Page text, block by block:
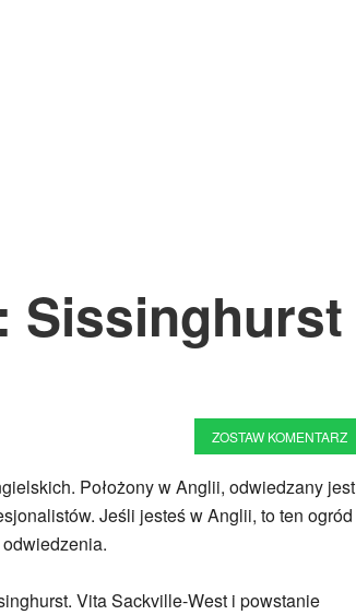
Sissinghurst
ZOSTAW KOMENTARZ
Położony w Anglii, odwiedzany jest
Jeśli jesteś w Anglii, to ten ogród
Vita Sackville-West i powstanie